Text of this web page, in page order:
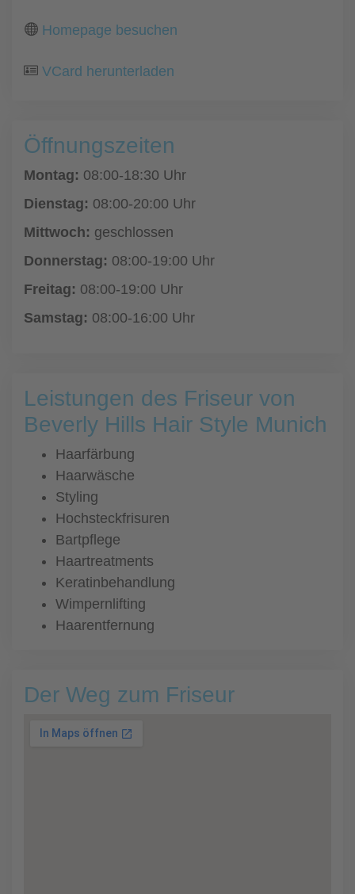
Homepage besuchen
VCard herunterladen
Öffnungszeiten
Montag: 08:00-18:30 Uhr
Dienstag: 08:00-20:00 Uhr
Mittwoch: geschlossen
Donnerstag: 08:00-19:00 Uhr
Freitag: 08:00-19:00 Uhr
Samstag: 08:00-16:00 Uhr
Leistungen des Friseur von
Beverly Hills Hair Style Munich
Haarfärbung
Haarwäsche
Styling
Hochsteckfrisuren
Bartpflege
Haartreatments
Keratinbehandlung
Wimpernlifting
Haarentfernung
Der Weg zum Friseur